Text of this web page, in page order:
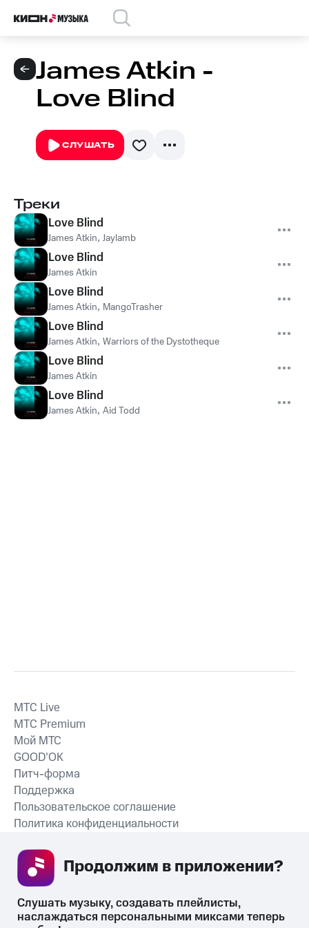
James Atkin -
Love Blind
СЛУШАТЬ
Треки
Love Blind
James Atkin, Jaylamb
Love Blind
James Atkin
Love Blind
James Atkin, MangoTrasher
Love Blind
James Atkin, Warriors of the Dystotheque
Love Blind
James Atkin
Love Blind
James Atkin, Aid Todd
СКАЧАТЬ ПРИЛОЖЕНИЕ
MTС Live
MTС Premium
Мой МТС
GOOD’OK
Питч-форма
Поддержка
Пользовательское соглашение
Политика конфиденциальности
Слушать музыку, создавать плейлисты,
наслаждаться персональными миксами теперь